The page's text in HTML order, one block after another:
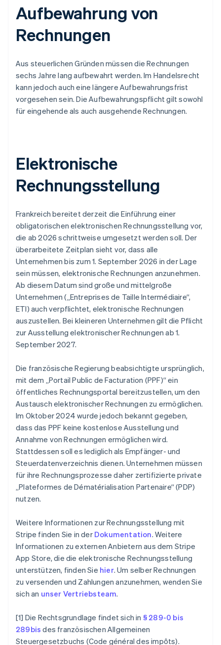
Aufbewahrung von
Rechnungen
Aus steuerlichen Gründen müssen die Rechnungen
sechs Jahre lang aufbewahrt werden. Im Handelsrecht
kann jedoch auch eine längere Aufbewahrungsfrist
vorgesehen sein. Die Aufbewahrungspflicht gilt sowohl
für eingehende als auch ausgehende Rechnungen.
Elektronische
Rechnungsstellung
Frankreich bereitet derzeit die Einführung einer
obligatorischen elektronischen Rechnungsstellung vor,
die ab 2026 schrittweise umgesetzt werden soll. Der
überarbeitete Zeitplan sieht vor, dass alle
Unternehmen bis zum 1. September 2026 in der Lage
sein müssen, elektronische Rechnungen anzunehmen.
Ab diesem Datum sind große und mittelgroße
Unternehmen („Entreprises de Taille Intermédiaire“,
ETI) auch verpflichtet, elektronische Rechnungen
auszustellen. Bei kleineren Unternehmen gilt die Pflicht
zur Ausstellung elektronischer Rechnungen ab 1.
September 2027.
Die französische Regierung beabsichtigte ursprünglich,
mit dem „Portail Public de Facturation (PPF)“ ein
öffentliches Rechnungsportal bereitzustellen, um den
Austausch elektronischer Rechnungen zu ermöglichen.
Im Oktober 2024 wurde jedoch bekannt gegeben,
dass das PPF keine kostenlose Ausstellung und
Annahme von Rechnungen ermöglichen wird.
Stattdessen soll es lediglich als Empfänger- und
Steuerdatenverzeichnis dienen. Unternehmen müssen
für ihre Rechnungsprozesse daher zertifizierte private
„Plateformes de Dématérialisation Partenaire“ (PDP)
nutzen.
Weitere Informationen zur Rechnungsstellung mit
Stripe finden Sie in der Dokumentation. Weitere
Informationen zu externen Anbietern aus dem Stripe
App Store, die die elektronische Rechnungsstellung
unterstützen, finden Sie hier. Um selber Rechnungen
zu versenden und Zahlungen anzunehmen, wenden Sie
sich an unser Vertriebsteam.
[1] Die Rechtsgrundlage findet sich in § 289-0 bis
289bis des französischen Allgemeinen
Steuergesetzbuchs (Code général des impôts).
Australien
English
Belgien
NederlandsFrançais DeutschEnglish
Brasilien
Português English
Bulgarien
English
Dänemark
Deutschland
Deutsch English
Estland
English
Festlandchina
简体中文English
Finnland
English Svenska
Frankreich
Gibraltar
English
Griechenland